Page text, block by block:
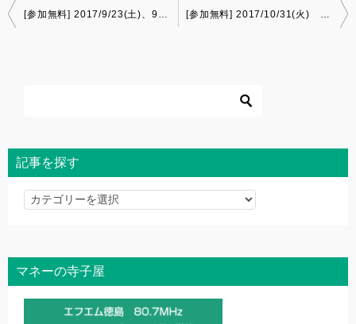
投
稿
ョ
ン
記事を探す
記
探
す
マネーの寺子屋